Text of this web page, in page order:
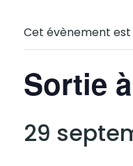
Cet évènement est
Sortie
29